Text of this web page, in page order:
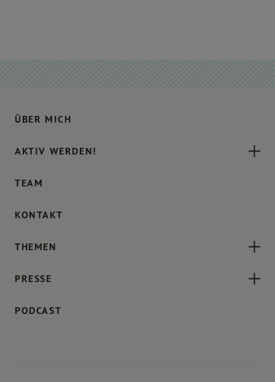
ÜBER MICH
AKTIV WERDEN!
TEAM
KONTAKT
THEMEN
PRESSE
PODCAST